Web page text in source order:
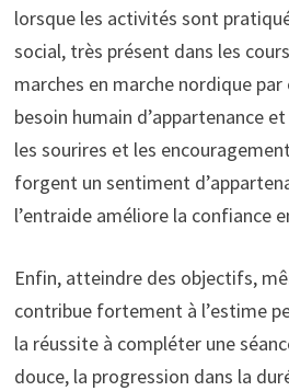
lorsque les activités sont
social, très présent dans les
marches en marche nordique
besoin humain d’appartenance
les sourires et les
forgent un sentiment
l’entraide améliore la confiance
Enfin, atteindre des objectifs,
contribue fortement à l’estime
la réussite à compléter une
douce, la progression dans la